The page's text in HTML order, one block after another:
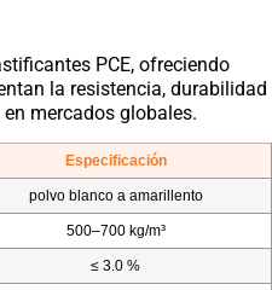
PCE, ofreciendo
la resistencia, durabilidad
mercados globales.
Especificación
polvo blanco a amarillento
500–700 kg/m³
≤ 3.0 %